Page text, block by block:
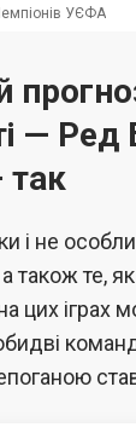
УЄФА
— Ред
так
і не
також те,
цих іграх